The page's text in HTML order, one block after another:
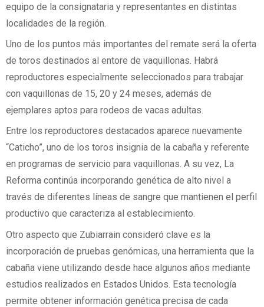
equipo de la consignataria y representantes en distintas
localidades de la región.
Uno de los puntos más importantes del remate será la oferta
de toros destinados al entore de vaquillonas. Habrá
reproductores especialmente seleccionados para trabajar
con vaquillonas de 15, 20 y 24 meses, además de
ejemplares aptos para rodeos de vacas adultas.
Entre los reproductores destacados aparece nuevamente
“Caticho”, uno de los toros insignia de la cabaña y referente
en programas de servicio para vaquillonas. A su vez, La
Reforma continúa incorporando genética de alto nivel a
través de diferentes líneas de sangre que mantienen el perfil
productivo que caracteriza al establecimiento.
Otro aspecto que Zubiarrain consideró clave es la
incorporación de pruebas genómicas, una herramienta que la
cabaña viene utilizando desde hace algunos años mediante
estudios realizados en Estados Unidos. Esta tecnología
permite obtener información genética precisa de cada